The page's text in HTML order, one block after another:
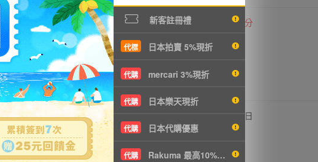
新客註冊禮
代標 日本拍賣 5%現折
代購 mercari 3%現折
代購 日本樂天現折
代購 日本代購優惠
代購 Rakuma 最高10%現折
4,400円
NT952元
36分
18,000円
NT3895元
4日